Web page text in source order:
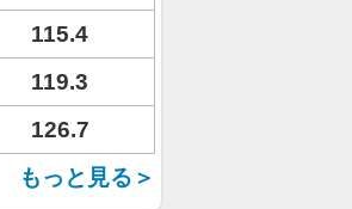
115.4
119.3
126.7
もっと見る＞